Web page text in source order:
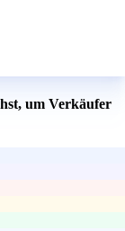
um Verkäufer